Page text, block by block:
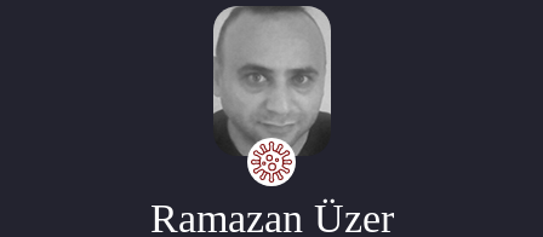
Ramazan Üzer